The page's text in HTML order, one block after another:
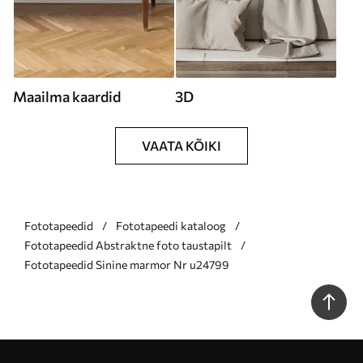
Maailma kaardid 3D
VAATA KÕIKI
Fototapeedid
Fototapeedi kataloog
Fototapeedid Abstraktne foto taustapilt
Fototapeedid Sinine marmor Nr u24799